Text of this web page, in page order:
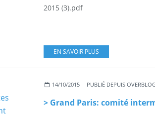
2015 (3).pdf
EN SAVOIR PLUS
14/10/2015 PUBLIÉ DEPUIS